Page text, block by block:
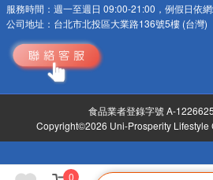
0
服務時間： 週一至週日 09:00-21:00，例假日依
公司地址： 台北市北投區大業路136號5樓 (台灣)
食品業者登錄字號 A-
Copyright©2026 Uni-Prosperity Lifestyle